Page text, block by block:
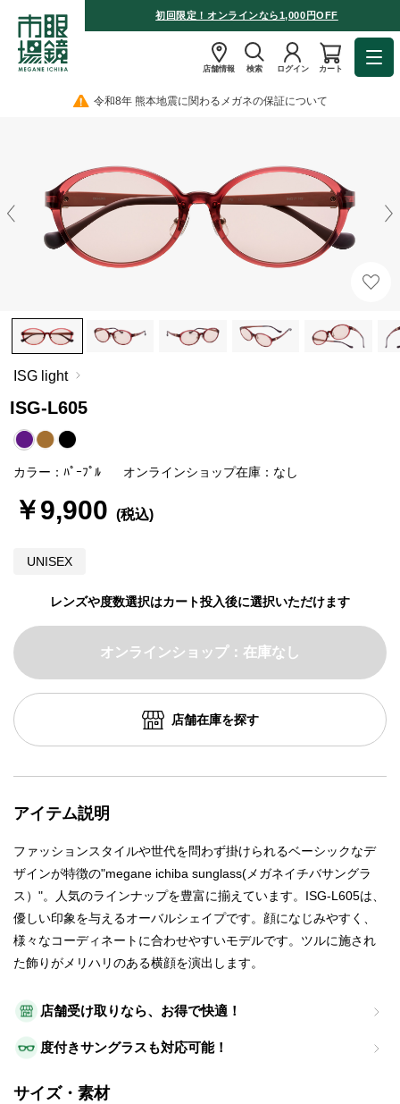
初回限定！オンラインなら1,000円OFF
店舗情報 検索 ログイン カート
令和8年 熊本地震に関わるメガネの保証について
ISG light
ISG-L605
UNISEX
カラー：ﾊﾟｰﾌﾟﾙ オンラインショップ在庫：なし
レンズや度数選択はカート投入後に選択いただけます
￥9,900
店舗受け取りなら、お得で快適！
度付きサングラスも対応可能！
オンラインショップ：在庫なし
店舗在庫を探す
アイテム説明
ファッションスタイルや世代を問わず掛けられるベーシックなデ
ザインが特徴の"megane ichiba sunglass(メガネイチバサングラ
ス）"。人気のラインナップを豊富に揃えています。ISG-L605は、
優しい印象を与えるオーバルシェイプです。顔になじみやすく、
様々なコーディネートに合わせやすいモデルです。ツルに施され
た飾りがメリハリのある横顔を演出します。
サイズ・素材